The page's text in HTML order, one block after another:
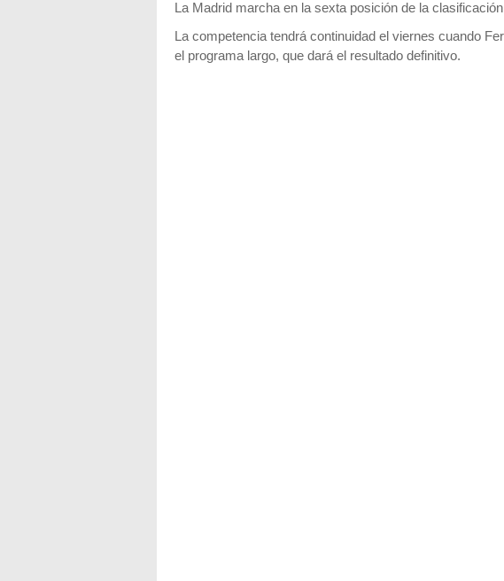
La Madrid marcha en la sexta posición de la
La competencia tendrá continuidad el viernes cuando
el programa largo, que dará el resultado definitivo.